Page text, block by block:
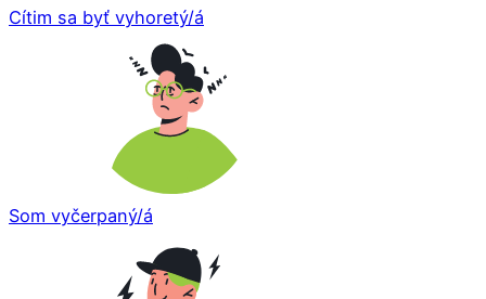
Cítim sa byť vyhoretý/á
Som vyčerpaný/á